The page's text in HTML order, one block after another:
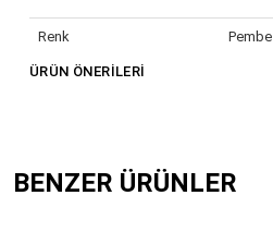
Renk Pembe
ÜRÜN ÖNERILERI
BENZER ÜRÜNLER